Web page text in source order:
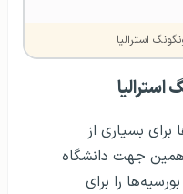
استرالیا
بسیاری از
جهت دانشگاه
را برای